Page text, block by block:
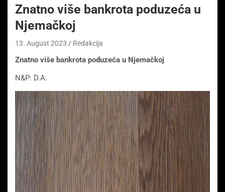
Znatno više bankrota poduzeća u
Njemačkoj
13. August 2023 Redakcija
Znatno više bankrota poduzeća u Njemačkoj
N&P: D.A.